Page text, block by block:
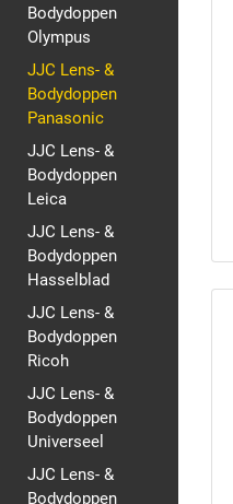
Bodydoppen
Olympus
JJC Lens- &
Bodydoppen
Panasonic
JJC Lens- &
Bodydoppen
Leica
JJC Lens- &
Bodydoppen
Hasselblad
JJC Lens- &
Bodydoppen
Ricoh
JJC Lens- &
Bodydoppen
Universeel
JJC Lens- &
Bodydoppen